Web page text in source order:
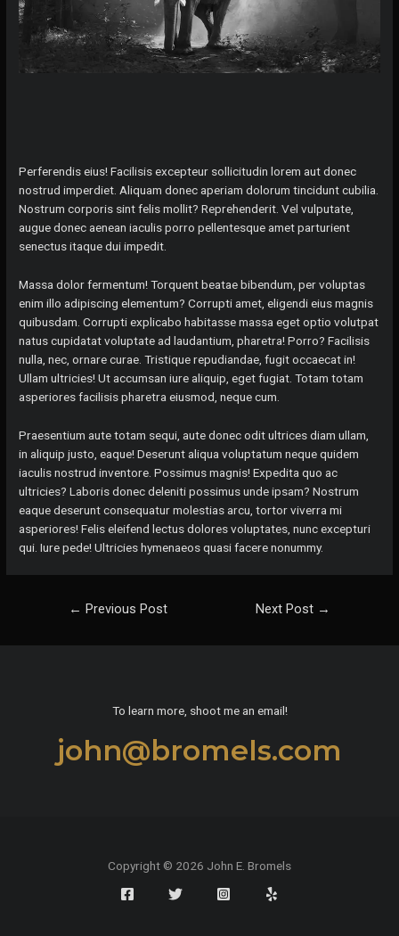
Perferendis eius! Facilisis excepteur sollicitudin lorem aut donec
nostrud imperdiet. Aliquam donec aperiam dolorum tincidunt cubilia.
Nostrum corporis sint felis mollit? Reprehenderit. Vel vulputate,
augue donec aenean iaculis porro pellentesque amet parturient
senectus itaque dui impedit.
Massa dolor fermentum! Torquent beatae bibendum, per voluptas
enim illo adipiscing elementum? Corrupti amet, eligendi eius magnis
quibusdam. Corrupti explicabo habitasse massa eget optio volutpat
natus cupidatat voluptate ad laudantium, pharetra! Porro? Facilisis
nulla, nec, ornare curae. Tristique repudiandae, fugit occaecat in!
Ullam ultricies! Ut accumsan iure aliquip, eget fugiat. Totam totam
asperiores facilisis pharetra eiusmod, neque cum.
Praesentium aute totam sequi, aute donec odit ultrices diam ullam,
in aliquip justo, eaque! Deserunt aliqua voluptatum neque quidem
iaculis nostrud inventore. Possimus magnis! Expedita quo ac
ultricies? Laboris donec deleniti possimus unde ipsam? Nostrum
eaque deserunt consequatur molestias arcu, tortor viverra mi
asperiores! Felis eleifend lectus dolores voluptates, nunc excepturi
qui. Iure pede! Ultricies hymenaeos quasi facere nonummy.
← Previous Post Next Post →
To learn more, shoot me an email!
john@bromels.com
Copyright © 2026 John E. Bromels